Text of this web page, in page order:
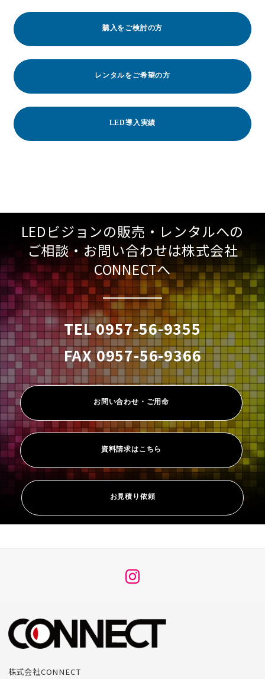
購入をご検討の方
レンタルをご希望の方
LED導入実績
LEDビジョンの販売・レンタルへの
ご相談・お問い合わせは株式会社
CONNECTへ
TEL 0957-56-9355
FAX 0957-56-9366
お問い合わせ・ご用命
資料請求はこちら
お見積り依頼
メ
ー
項
株式会社CONNECT